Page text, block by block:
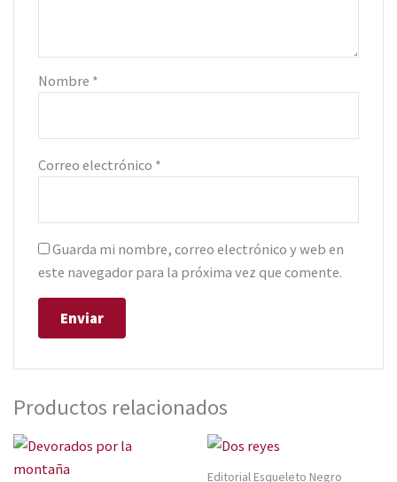
Nombre *
Correo electrónico *
Guarda mi nombre, correo electrónico y web en
este navegador para la próxima vez que comente.
Productos relacionados
Editorial Esqueleto Negro